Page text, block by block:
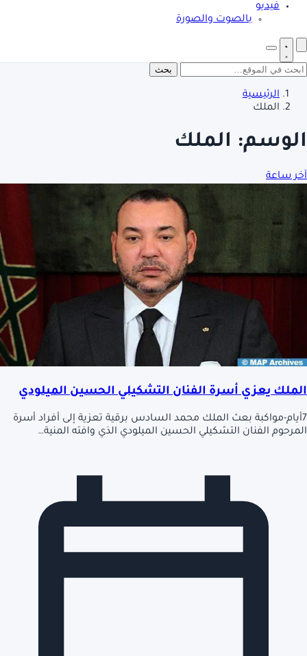
فيديو
بالصوت والصورة
بحث
الرئيسية
الملك
الوسم: الملك
آخر ساعة
الملك يعزي أسرة الفنان التشكيلي الحسين الميلودي
7أيام-مواكبة بعث الملك محمد السادس برقية تعزية إلى أفراد أسرة
المرحوم الفنان التشكيلي الحسين الميلودي الذي وافته المنية…